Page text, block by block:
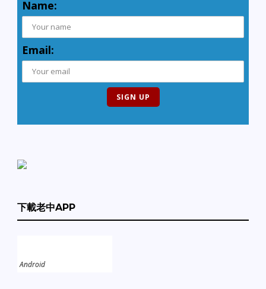
Name:
Email:
下載老中APP
Android